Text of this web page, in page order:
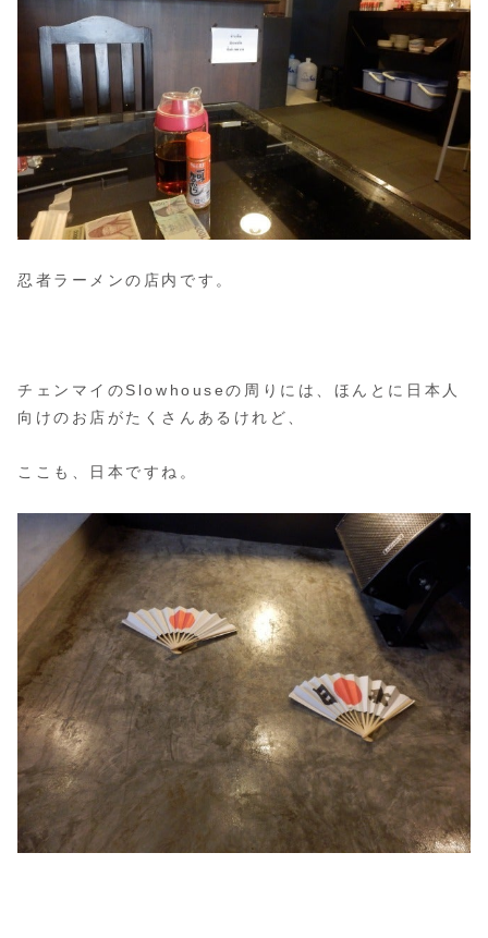
忍者ラーメンの店内です。
チェンマイのSlowhouseの周りには、ほんとに日本人
向けのお店がたくさんあるけれど、
ここも、日本ですね。